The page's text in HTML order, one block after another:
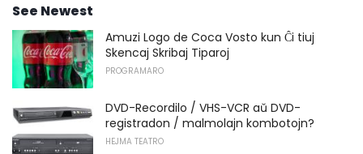
See Newest
Amuzi Logo de Coca Vosto kun Ĉi tiuj
Skencaj Skribaj Tiparoj
PROGRAMARO
DVD-Recordilo / VHS-VCR aŭ DVD-
registradon / malmolajn kombotojn?
HEJMA TEATRO